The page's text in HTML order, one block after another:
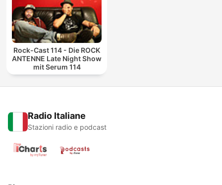
Rock-Cast 114 - Die ROCK
ANTENNE Late Night Show
mit Serum 114
Radio Italiane
Stazioni radio e podcast